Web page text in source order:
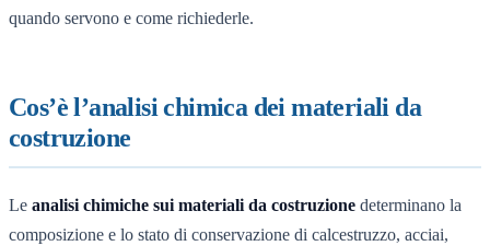
quando servono e come richiederle.
Cos’è l’analisi chimica dei materiali da
costruzione
Le analisi chimiche sui materiali da costruzione determinano la
composizione e lo stato di conservazione di calcestruzzo, acciai,